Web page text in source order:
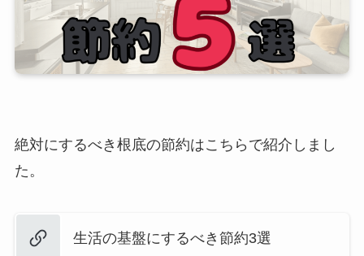
絶対にするべき根底の節約はこちらで紹介しまし
た。
生活の基盤にするべき節約3選